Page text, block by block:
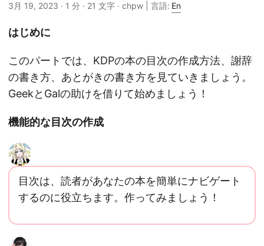
3月 19, 2023 · 1 分 · 21 文字 · chpw | 言語: En
はじめに
このパートでは、KDPの本の目次の作成方法、謝辞
の書き方、あとがきの書き方を見ていきましょう。
GeekとGalの助けを借りて始めましょう！
機能的な目次の作成
目次は、読者があなたの本を簡単にナビゲート
するのに役立ちます。作ってみましょう！